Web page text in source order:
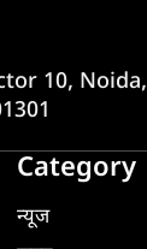
10, Noida,
Category
न्यूज